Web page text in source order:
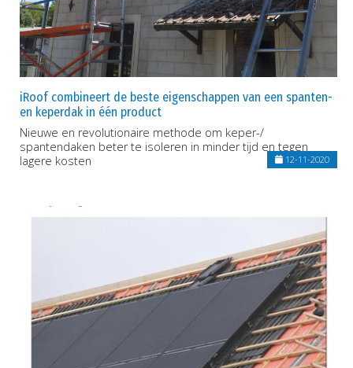
iRoof combineert de beste eigenschappen van een spanten-
en keperdak in één product
Nieuwe en revolutionaire methode om keper-/
spantendaken beter te isoleren in minder tijd en tegen
lagere kosten
12-11-2020